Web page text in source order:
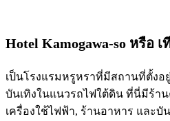
Hotel Kamogawa-so หรือ เ
เป็นโรงแรมหรูหราที่มีสถานที่ตั้งอ
บันเทิงในแนวรถไฟใต้ดิน ที่นี่มีร้า
เครื่องใช้ไฟฟ้า, ร้านอาหาร และ